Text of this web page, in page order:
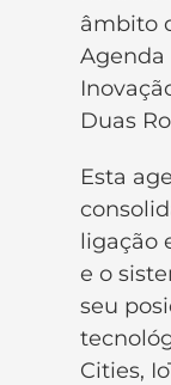
âmbito
Agenda
Duas
Esta
ligação
e o
seu
Cities,